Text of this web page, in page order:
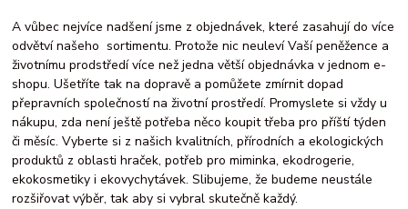
A vůbec nejvíce nadšení jsme z objednávek, které zasahují do více
odvětví našeho sortimentu. Protože nic neuleví Vaší peněžence a
životnímu prodstředí více než jedna větší objednávka v jednom e-
shopu. Ušetříte tak na dopravě a pomůžete zmírnit dopad
přepravních společností na životní prostředí. Promyslete si vždy u
nákupu, zda není ještě potřeba něco koupit třeba pro příští týden
či měsíc. Vyberte si z našich kvalitních, přírodních a ekologických
produktů z oblasti hraček, potřeb pro miminka, ekodrogerie,
ekokosmetiky i ekovychytávek. Slibujeme, že budeme neustále
rozšiřovat výběr, tak aby si vybral skutečně každý.